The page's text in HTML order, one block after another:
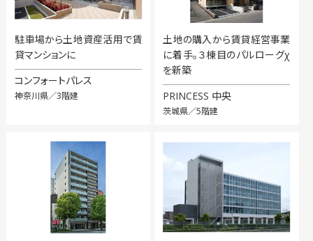
駐車場から土地資産活用で賃
貸マンションに
コンフォートパレス
神奈川県／3階建
土地の購入から賃貸経営事業
に着手。３棟目のパルローグχ
を新築
PRINCESS 中央
茨城県／5階建